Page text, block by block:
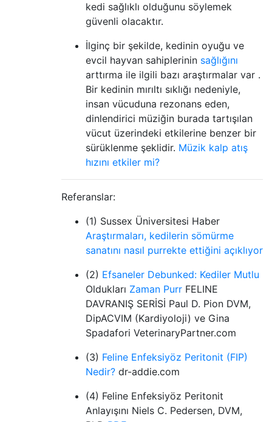
kedi sağlıklı olduğunu söylemek
güvenli olacaktır.
İlginç bir şekilde, kedinin oyuğu ve
evcil hayvan sahiplerinin sağlığını
arttırma ile ilgili bazı araştırmalar var .
Bir kedinin mırıltı sıklığı nedeniyle,
insan vücuduna rezonans eden,
dinlendirici müziğin burada tartışılan
vücut üzerindeki etkilerine benzer bir
sürüklenme şeklidir. Müzik kalp atış
hızını etkiler mi?
Referanslar:
(1) Sussex Üniversitesi Haber
Araştırmaları, kedilerin sömürme
sanatını nasıl purrekte ettiğini açıklıyor
(2) Efsaneler Debunked: Kediler Mutlu
Oldukları Zaman Purr FELINE
DAVRANIŞ SERİSİ Paul D. Pion DVM,
DipACVIM (Kardiyoloji) ve Gina
Spadafori VeterinaryPartner.com
(3) Feline Enfeksiyöz Peritonit (FIP)
Nedir? dr-addie.com
(4) Feline Enfeksiyöz Peritonit
Anlayışını Niels C. Pedersen, DVM,